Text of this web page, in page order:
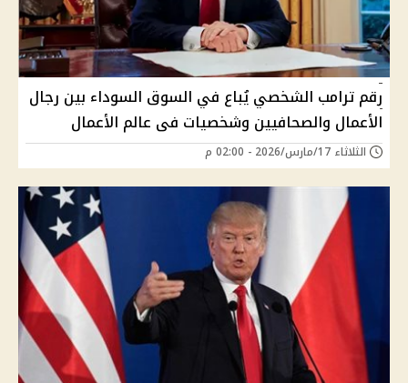
رقم ترامب الشخصي يُباع في السوق السوداء بين رجال
الأعمال والصحافيين وشخصيات فى عالم الأعمال
الثلاثاء 17/مارس/2026 - 02:00 م